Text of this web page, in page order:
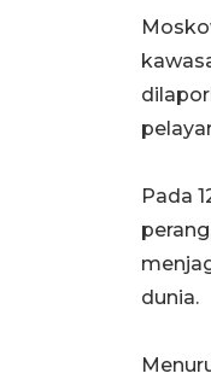
Pada
dunia.